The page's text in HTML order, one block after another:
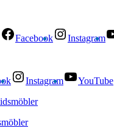
Facebook Instagram
Instagram YouTube